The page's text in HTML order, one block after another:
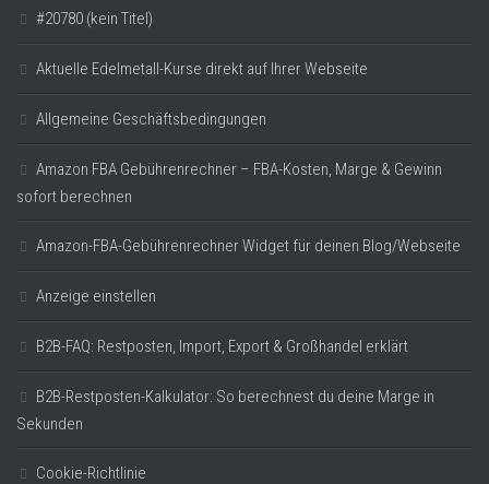
#20780 (kein Titel)
Aktuelle Edelmetall-Kurse direkt auf Ihrer Webseite
Allgemeine Geschäftsbedingungen
Amazon FBA Gebührenrechner – FBA-Kosten, Marge & Gewinn
sofort berechnen
Amazon-FBA-Gebührenrechner Widget für deinen Blog/Webseite
Anzeige einstellen
B2B-FAQ: Restposten, Import, Export & Großhandel erklärt
B2B-Restposten-Kalkulator: So berechnest du deine Marge in
Sekunden
Cookie-Richtlinie